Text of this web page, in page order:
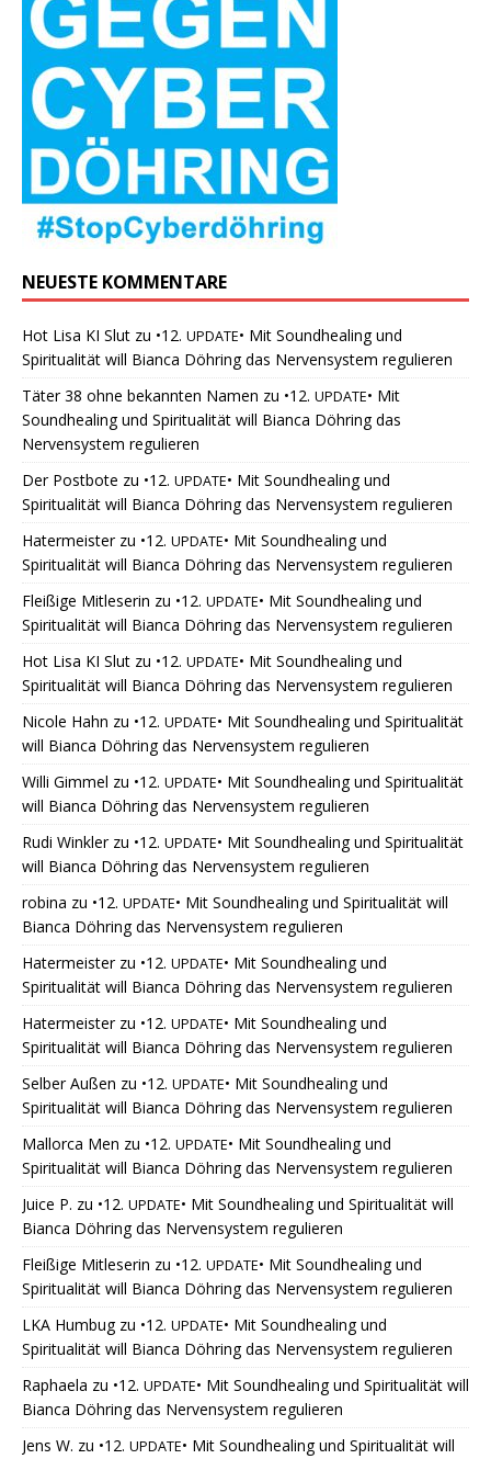
NEUESTE KOMMENTARE
Hot Lisa KI Slut zu •12. UPDATE• Mit Soundhealing und
Spiritualität will Bianca Döhring das Nervensystem regulieren
Täter 38 ohne bekannten Namen zu •12. UPDATE• Mit
Soundhealing und Spiritualität will Bianca Döhring das
Nervensystem regulieren
Der Postbote zu •12. UPDATE• Mit Soundhealing und
Spiritualität will Bianca Döhring das Nervensystem regulieren
Hatermeisterzu •12. UPDATE• Mit Soundhealing und
Spiritualität will Bianca Döhring das Nervensystem regulieren
Fleißige Mitleserin zu •12. UPDATE• Mit Soundhealing und
Spiritualität will Bianca Döhring das Nervensystem regulieren
Hot Lisa KI Slut zu •12. UPDATE• Mit Soundhealing und
Spiritualität will Bianca Döhring das Nervensystem regulieren
Nicole Hahn zu •12. UPDATE• Mit Soundhealing und Spiritualität
will Bianca Döhring das Nervensystem regulieren
Willi Gimmel zu •12. UPDATE• Mit Soundhealing und Spiritualität
will Bianca Döhring das Nervensystem regulieren
Rudi Winklerzu •12. UPDATE• Mit Soundhealing und Spiritualität
will Bianca Döhring das Nervensystem regulieren
robina zu •12. UPDATE• Mit Soundhealing und Spiritualität will
Bianca Döhring das Nervensystem regulieren
Hatermeisterzu •12. UPDATE• Mit Soundhealing und
Spiritualität will Bianca Döhring das Nervensystem regulieren
Hatermeisterzu •12. UPDATE• Mit Soundhealing und
Spiritualität will Bianca Döhring das Nervensystem regulieren
Selber Außen zu •12. UPDATE• Mit Soundhealing und
Spiritualität will Bianca Döhring das Nervensystem regulieren
Mallorca Men zu •12. UPDATE• Mit Soundhealing und
Spiritualität will Bianca Döhring das Nervensystem regulieren
Juice P. zu •12. UPDATE• Mit Soundhealing und Spiritualität will
Bianca Döhring das Nervensystem regulieren
Fleißige Mitleserin zu •12. UPDATE• Mit Soundhealing und
Spiritualität will Bianca Döhring das Nervensystem regulieren
LKA Humbugzu •12. UPDATE• Mit Soundhealing und
Spiritualität will Bianca Döhring das Nervensystem regulieren
Raphaela zu •12. UPDATE• Mit Soundhealing und Spiritualität will
Bianca Döhring das Nervensystem regulieren
Jens W. zu •12. UPDATE• Mit Soundhealing und Spiritualität will